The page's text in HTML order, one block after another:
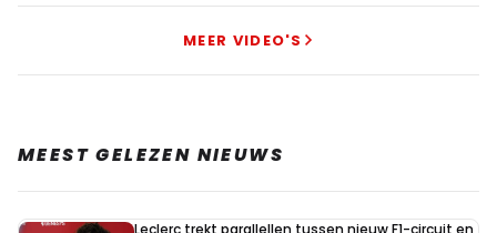
Meepraten? Dat kan! Je hoeft je alleen maar aan te
melden met een RN365-account.
MEER VIDEO'S
MEEST GELEZEN NIEUWS
Leclerc trekt parallellen tussen nieuw F1-circuit en